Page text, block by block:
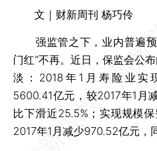
文｜财新周刊 杨巧伶
强监管之下，业内普遍预
门红”不再。近日，保监会公
淡：2018年1月寿险业实
5600.41亿元，较2017年1月
比下滑近25.5%；实现规模
2017年1月减少970.52亿元，